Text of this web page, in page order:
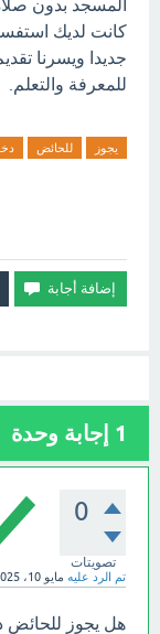
المسجد بدون
كانت لديك
جديدا ويسرنا
للمعرفة والتعلم.
يجوز للحائض
1 إجابة وحدة
0
تصويتات
تم الرد عليه مايو 10، 2025
هل يجوز للحائض